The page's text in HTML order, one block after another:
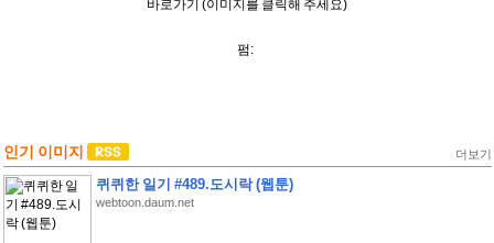
바로가기 (이미지를 클릭해 주세요)
펌:
인기 이미지 더보기
퀴퀴한 일기 #489.도시락 (웹툰)
webtoon.daum.net